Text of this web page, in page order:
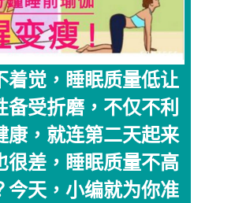
着觉，睡眠质量低让
备受折磨，不仅不利
康，就连第二天起来
很差，睡眠质量不高
今天，小编就为你准